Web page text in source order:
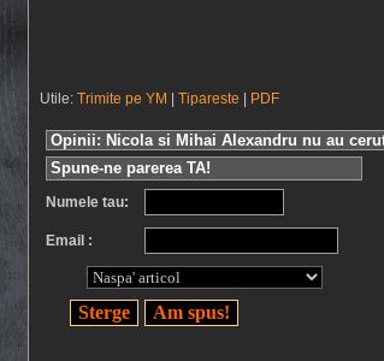
Utile: Trimite pe YM Tipareste PDF
Opinii: Nicola si Mihai Alexandru nu au
Spune-ne parerea TA!
Numele tau:
Email :